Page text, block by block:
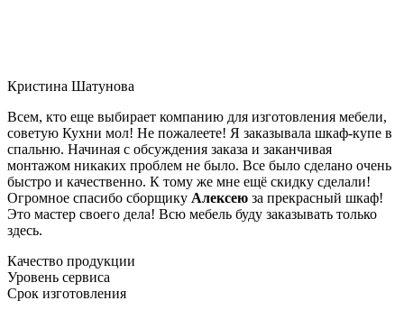
Кристина Шатунова
Всем, кто еще выбирает компанию для изготовления мебели,
советую Кухни мол! Не пожалеете! Я заказывала шкаф-купе в
спальню. Начиная с обсуждения заказа и заканчивая
монтажом никаких проблем не было. Все было сделано очень
быстро и качественно. К тому же мне ещё скидку сделали!
Огромное спасибо сборщику Алексею за прекрасный шкаф!
Это мастер своего дела! Всю мебель буду заказывать только
здесь.
Качество продукции
Уровень сервиса
Срок изготовления